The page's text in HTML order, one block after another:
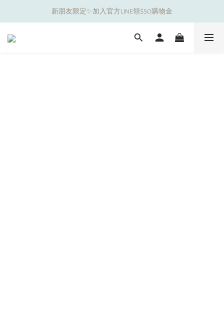
夏日舒適無痕｜3件$1199自由配專區
新朋友限定✨加入官方LINE領$50購物金
夏日舒適無痕｜3件$1199自由配專區